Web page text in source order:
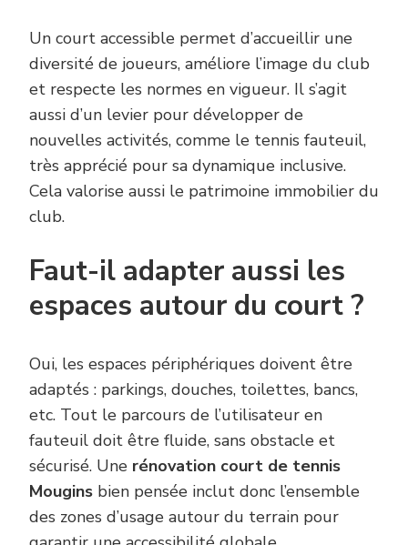
Un court accessible permet d’accueillir une
diversité de joueurs, améliore l’image du club
et respecte les normes en vigueur. Il s’agit
aussi d’un levier pour développer de
nouvelles activités, comme le tennis fauteuil,
très apprécié pour sa dynamique inclusive.
Cela valorise aussi le patrimoine immobilier du
club.
Faut-il adapter aussi les
espaces autour du court ?
Oui, les espaces périphériques doivent être
adaptés : parkings, douches, toilettes, bancs,
etc. Tout le parcours de l’utilisateur en
fauteuil doit être fluide, sans obstacle et
sécurisé. Une rénovation court de tennis
Mougins bien pensée inclut donc l’ensemble
des zones d’usage autour du terrain pour